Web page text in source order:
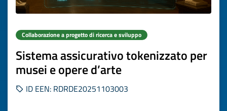
Collaborazione a progetto di ricerca e sviluppo
Sistema assicurativo tokenizzato per
musei e opere d’arte
ID EEN: RDRDE20251103003